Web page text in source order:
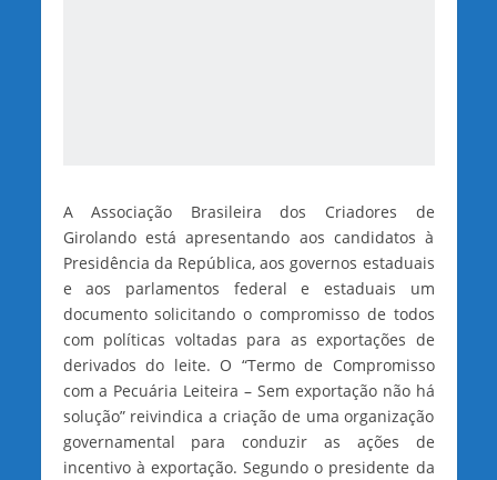
A Associação Brasileira dos Criadores de
Girolando está apresentando aos candidatos à
Presidência da República, aos governos estaduais
e aos parlamentos federal e estaduais um
documento solicitando o compromisso de todos
com políticas voltadas para as exportações de
derivados do leite. O “Termo de Compromisso
com a Pecuária Leiteira – Sem exportação não há
solução” reivindica a criação de uma organização
governamental para conduzir as ações de
incentivo à exportação. Segundo o presidente da